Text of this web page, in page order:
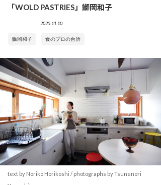
「WOLD PASTRIES」鰤岡和子
2025.11.10
鰤岡和子 食のプロの台所
text by Noriko Horikoshi / photographs by Tsunenori